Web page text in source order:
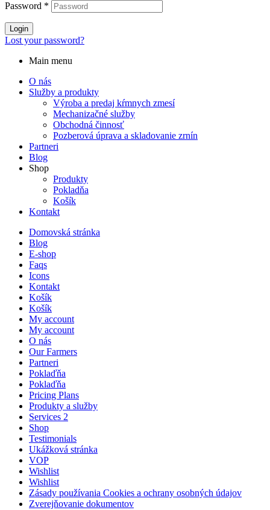
Password *
Login
Lost your password?
Main menu
O nás
Služby a produkty
Výroba a predaj kŕmnych zmesí
Mechanizačné služby
Obchodná činnosť
Pozberová úprava a skladovanie zrnín
Partneri
Blog
Shop
Produkty
Pokladňa
Košík
Kontakt
Domovská stránka
Blog
E-shop
Faqs
Icons
Kontakt
Košík
Košík
My account
My account
O nás
Our Farmers
Partneri
Poklaďňa
Poklaďňa
Pricing Plans
Produkty a služby
Services 2
Shop
Testimonials
Ukážková stránka
VOP
Wishlist
Wishlist
Zásady používania Cookies a ochrany osobných údajov
Zverejňovanie dokumentov